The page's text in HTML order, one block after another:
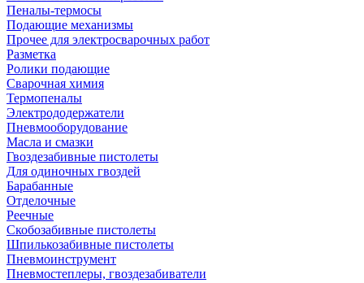
Пеналы-термосы
Подающие механизмы
Прочее для электросварочных работ
Разметка
Ролики подающие
Сварочная химия
Термопеналы
Электрододержатели
Пневмооборудование
Масла и смазки
Гвоздезабивные пистолеты
Для одиночных гвоздей
Барабанные
Отделочные
Реечные
Скобозабивные пистолеты
Шпилькозабивные пистолеты
Пневмоинструмент
Пневмостеплеры, гвоздезабиватели